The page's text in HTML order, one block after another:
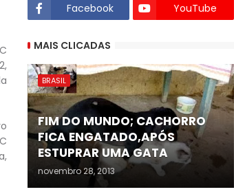
Facebook YouTube
MAIS CLICADAS
BRASIL
FIM DO MUNDO; CACHORRO
FICA ENGATADO,APÓS
ESTUPRAR UMA GATA
novembro 28, 2013